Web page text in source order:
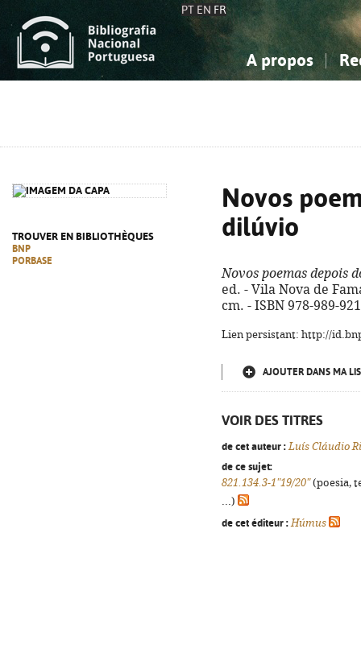
PT EN FR
A propos
TROUVER EN BIBLIOTHÈQUES
BNP
PORBASE
Novos
dilúvio
Novos poemas depois
ed. - Vila Nova de
cm. - ISBN 978-989-
Lien persistant: http://
AJOUTER DANS MA
VOIR DES TITRES
de cet auteur : Luís Cláudio
de ce sujet:
821.134.3-1"19/20"(poesia,
...)
de cet éditeur : Húmus